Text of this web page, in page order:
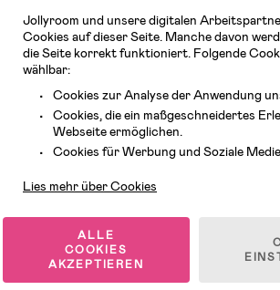
Avent, Jack Wolfskin, Cybex, LEGO und vielen mehr.
unserer vielfältigen Online-Boutique für Kinder &
© 2026 Jollyroom GmbH. Alle Rechte
Jollyroom und unsere digitalen
Cookies auf dieser Seite. Manche davon
die Seite korrekt funktioniert. Folgende
wählbar:
Cookies zur Analyse der Anwendung
Cookies, die ein maßgeschneidertes
Webseite ermöglichen.
Cookies für Werbung und Soziale
Lies mehr über Cookies
ALLE
COOKIES
AKZEPTIEREN